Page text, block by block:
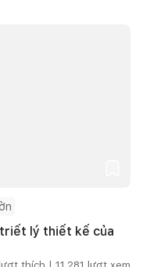
lý thiết kế của